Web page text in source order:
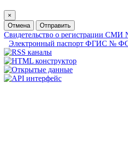
×
Отмена
Отправить
Свидетельство о регистрации
Электронный паспорт ФГИС №